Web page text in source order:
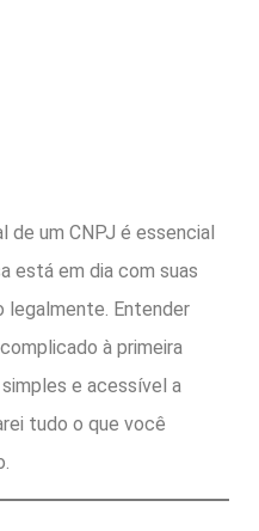
de um CNPJ é essencial
está em dia com suas
legalmente. Entender
à primeira
e acessível a
tudo o que você